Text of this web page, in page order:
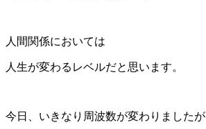
人間関係においては
人生が変わるレベルだと思います。
今日、いきなり周波数が変わりましたが